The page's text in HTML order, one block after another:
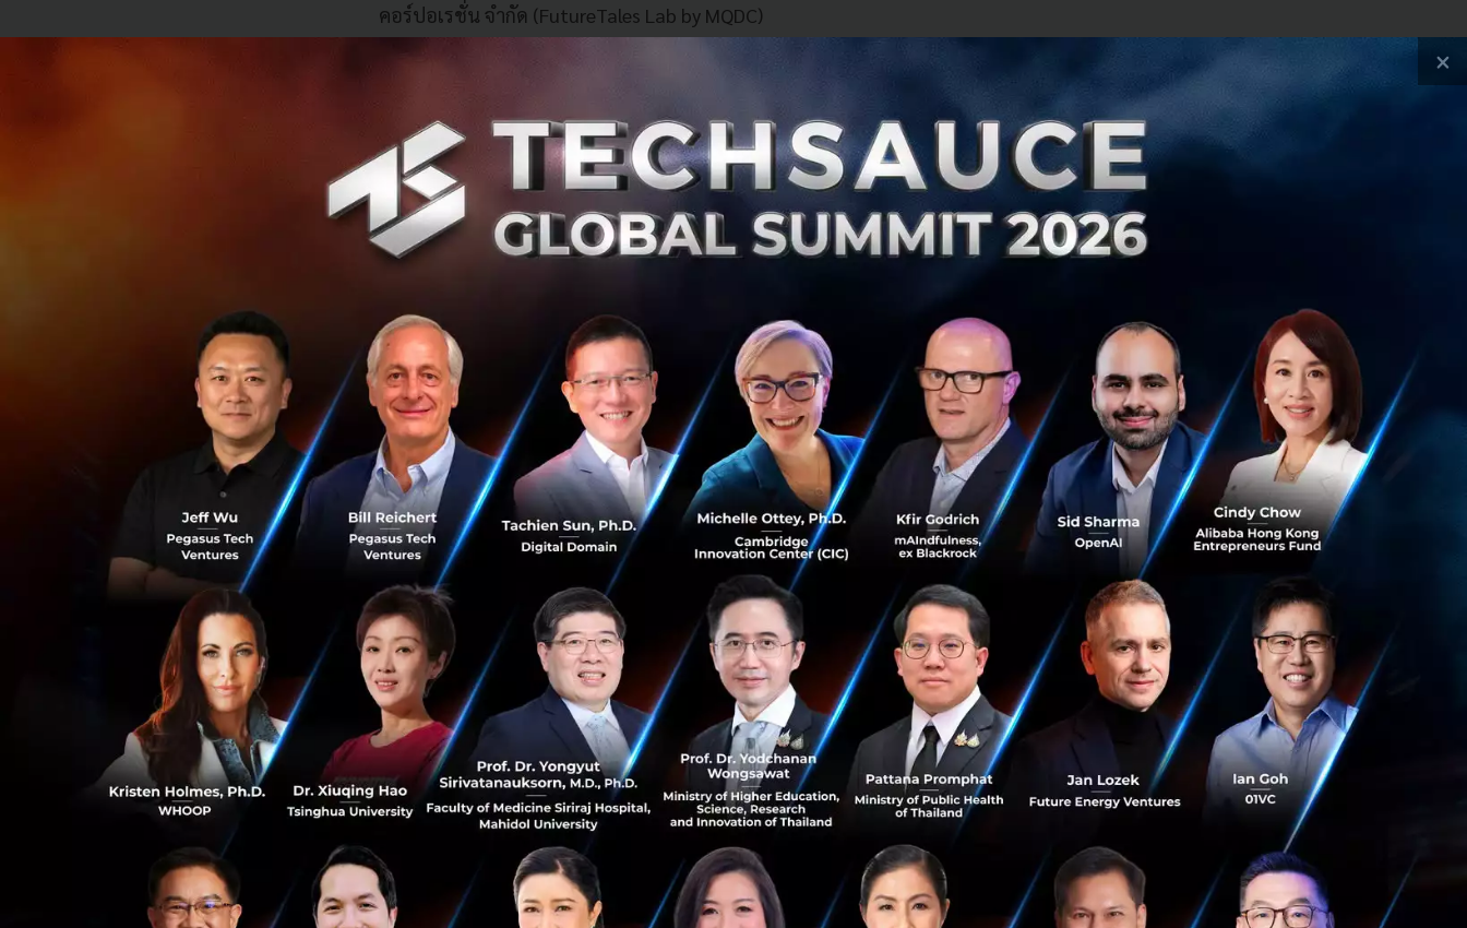
0
คอร์ปอเรชั่น จำกัด (FutureTales Lab by MQDC)
ความร่วมมือจากทุกหน่วยงานมีเป้าหมายหลักเพื่อร่วมกันรับมือ ป้องกัน และส่งเสริมสุขภาวะทางจิต
ของคนไทยในอนาคต โดยมุ่งเน้นนำเสนอประเด็นปัญหาสำคัญ สถานการณ์ปัจจุบัน สัญญาณการ
เปลี่ยนแปลง ปัจจัยขับเคลื่อนสำคัญ ภาพอนาคต และข้อเสนอเชิงนโยบายสำหรับการพัฒนาระบบการ
ดูแลสุขภาพจิตของทุกภาคส่วนที่เกี่ยวข้อง พร้อมกับการเผยแพร่องค์ความรู้ออกสู่สาธารณะ ทั้งในมิติ
สังคม เทคโนโลยี เศรษฐกิจ สิ่งแวดล้อม กฎหมาย นโยบาย และค่านิยม รวมถึงการออกแบบอนาคตที่
พึงประสงค์ต่อการดูแลสุขภาพจิตของประเทศไทยในอนาคตร่วมกัน
จะอยู่เฉยได้อย่างไร ในเมื่อโลกของเรามีจำนวนผู้ป่วยด้าน Mental Health มากกว่าผู้ป่วยมะเร็ง
'เทคโนโลยีที่ใช่' เข้ามาช่วยดูแล-ป้องกัน-ฟื้นฟู สุขภาพจิตได้
ปัญหาสุขภาพจิตในเชิงลึกและเมกะเทรนด์ที่สามารถส่งผลกระทบรอบด้าน (รวมถึงต่อจิตใจ)
Future Scenarios : ภาพอนาคตสุขภาพจิตสังคมไทย พ.ศ. 2576
Guide to Action : ตัวอย่างข้อเสนอต่อการปฏิบัติสำหรับ 'ภาครัฐ'
×